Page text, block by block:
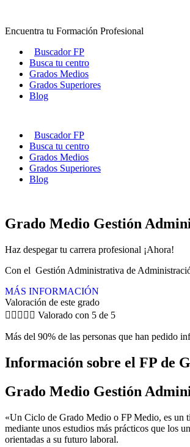
contenido
Encuentra tu Formación Profesional
Buscador FP
Busca tu centro
Grados Medios
Grados Superiores
Blog
Buscador FP
Busca tu centro
Grados Medios
Grados Superiores
Blog
Grado Medio Gestión
Haz despegar tu carrera profesional ¡Ahora!
Con el Gestión Administrativa de
MÁS INFORMACIÓN
Valoración de este grado
     Valorado con 5 de 5
Más del 90% de las personas que han pedido
Información sobre el FP de
Grado Medio Gestión
«Un Ciclo de Grado Medio o FP Medio, es un
mediante unos estudios más prácticos que los
orientadas a su futuro laboral.